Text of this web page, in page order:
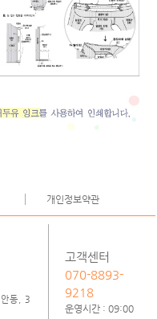
개인정보약관
동, 3
고객센터
070-8893-
9218
운영시간 : 09:00